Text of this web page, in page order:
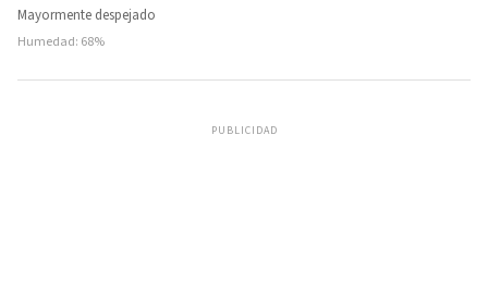
Mayormente despejado
Humedad: 68%
PUBLICIDAD